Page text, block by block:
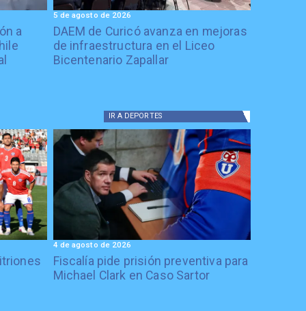
a
DAEM de Curicó avanza en mejoras
de infraestructura en el Liceo
Bicentenario Zapallar
5 de agosto de 2026
IR A DEPORTES
Fiscalía pide prisión preventiva para
Michael Clark en Caso Sartor
4 de agosto de 2026